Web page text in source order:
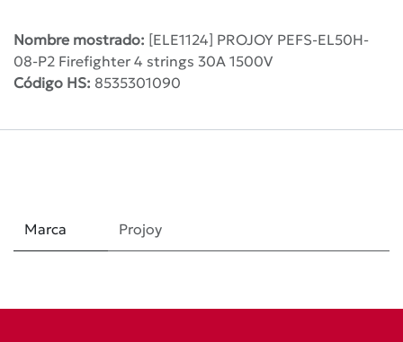
Nombre mostrado: [ELE1124] PROJOY PEFS-EL50H-
08-P2 Firefighter 4 strings 30A 1500V
Código HS: 8535301090
Marca Projoy